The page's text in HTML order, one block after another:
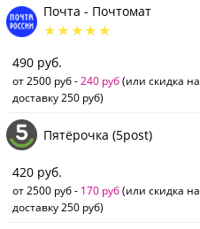
Почта - Почтомат
490 руб.
от 2500 руб -240 руб(или скидка на
доставку 250 руб)
Пятёрочка (5post)
420 руб.
от 2500 руб - 170 руб(или скидка на
доставку 250 руб)